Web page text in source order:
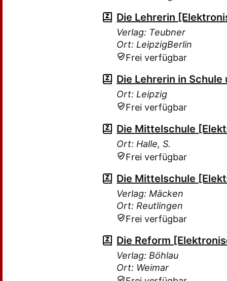
Die Lehrerin
Verlag: Teubner
Ort: LeipzigBerlin
Frei verfügbar
Die Lehrerin in
Ort: Leipzig
Frei verfügbar
Die Mittelschule
Ort: Halle, S.
Frei verfügbar
Die Mittelschule
Verlag: Mäcken
Ort: Reutlingen
Frei verfügbar
Die Reform
Verlag: Böhlau
Ort: Weimar